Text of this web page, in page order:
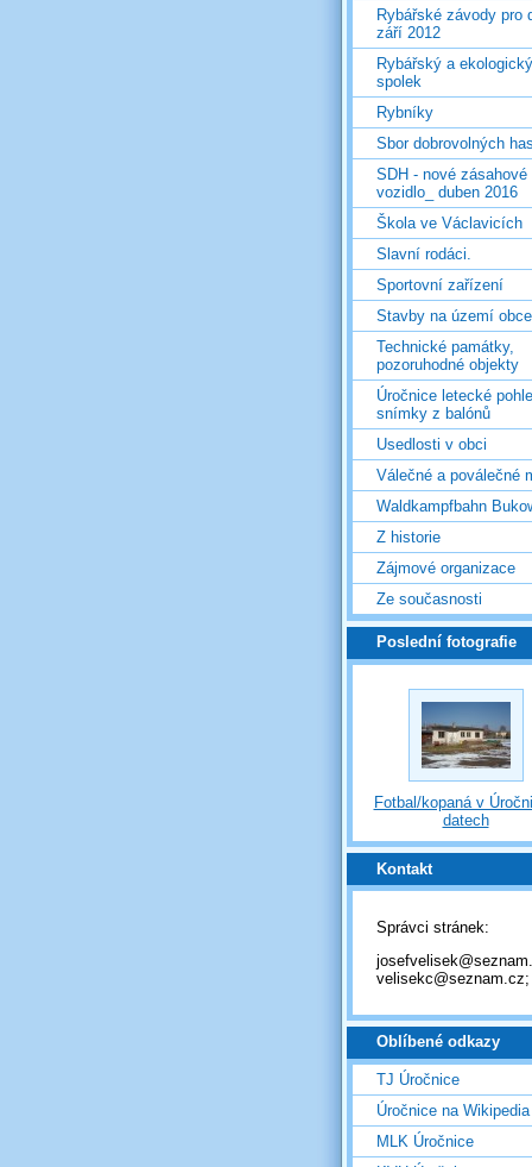
Rybářské závody pro
září 2012
Rybářský a ekologický
spolek
Rybníky
Sbor dobrovolných
SDH - nové zásahové
vozidlo_ duben 2016
Škola ve Václavicích
Slavní rodáci.
Sportovní zařízení
Stavby na území obce
Technické památky,
pozoruhodné objekty
Úročnice letecké
snímky z balónů
Usedlosti v obci
Válečné a poválečné
Waldkampfbahn
Z historie
Zájmové organizace
Ze současnosti
Poslední fotografie
Fotbal/kopaná v
datech
Kontakt
Správci stránek:
velisekc@seznam.cz;
Oblíbené odkazy
TJ Úročnice
Úročnice na Wikipedia
MLK Úročnice